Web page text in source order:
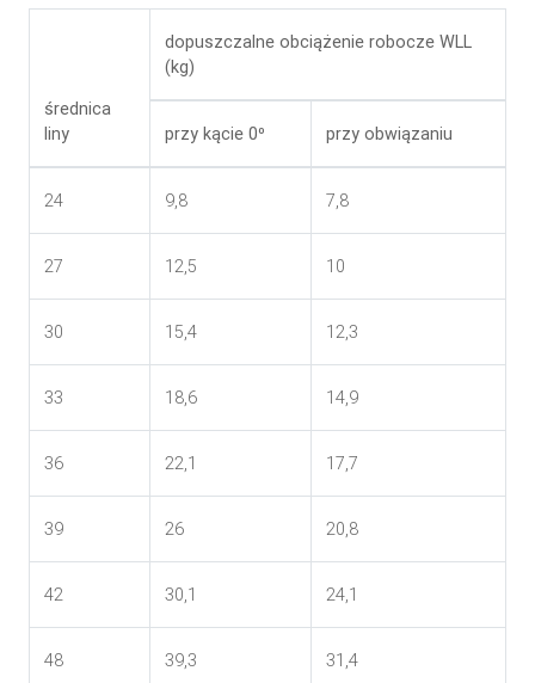
średnica
liny
dopuszczalne obciążenie robocze WLL
(kg)
przy kącie 0⁰ przy obwiązaniu
24 9,8 7,8
27 12,5 10
30 15,4 12,3
33 18,6 14,9
36 22,1 17,7
39 26 20,8
42 30,1 24,1
48 39,3 31,4